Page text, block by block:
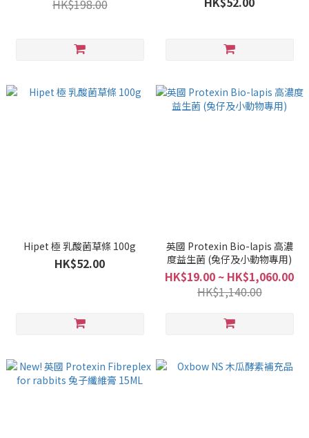
HK$198.00
Hipet 極 乳酸菌草條 100g
HK$52.00
英國 Protexin Bio-lapis 高濃
度益生菌 (兔仔及小動物專用)
HK$19.00 ~ HK$1,060.00
HK$1,140.00